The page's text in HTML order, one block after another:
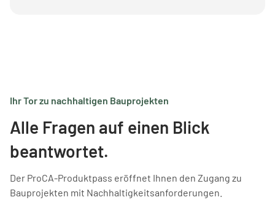
Ihr Tor zu nachhaltigen Bauprojekten
Alle Fragen auf einen Blick
beantwortet.
Der ProCA-Produktpass eröffnet Ihnen den Zugang zu
Bauprojekten mit Nachhaltigkeitsanforderungen.